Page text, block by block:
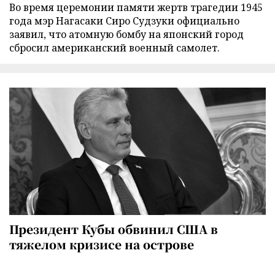
Во время церемонии памяти жертв трагедии 1945
года мэр Нагасаки Сиро Судзуки официально
заявил, что атомную бомбу на японский город
сбросил американский военный самолет.
Президент Кубы обвинил США в
тяжелом кризисе на острове